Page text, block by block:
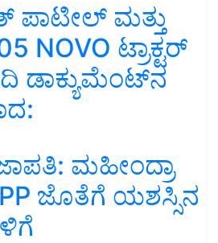
ಮತ್ತು
NOVO ಟ್ರಾಕ್ಟರ್
ಡಾಕ್ಯುಮೆಂಟ್‌ನ
ಮಹೀಂದ್ರಾ
ಜೊತೆಗೆ ಯಶಸ್ಸಿನ